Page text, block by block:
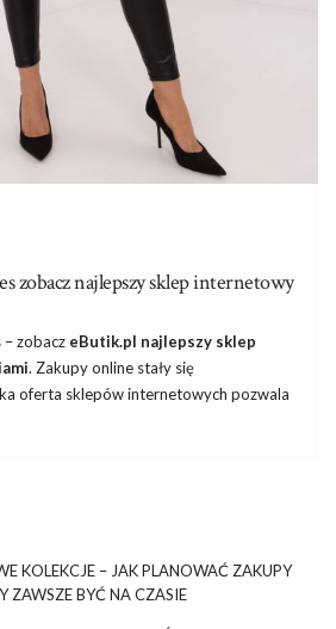
zobacz najlepszy sklep internetowy
zobacz eButik.pl najlepszy sklep
. Zakupy online stały się
oferta sklepów internetowych pozwala
czyli eButik.pl
świetne rozwiązanie dla osób
na ważne wydarzenia.
KOLEKCJE – JAK PLANOWAĆ ZAKUPY
ZAWSZE BYĆ NA CZASIE